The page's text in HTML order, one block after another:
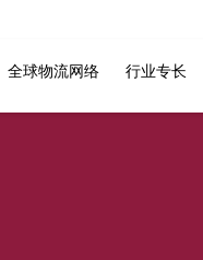
全球物流网络 行业专长